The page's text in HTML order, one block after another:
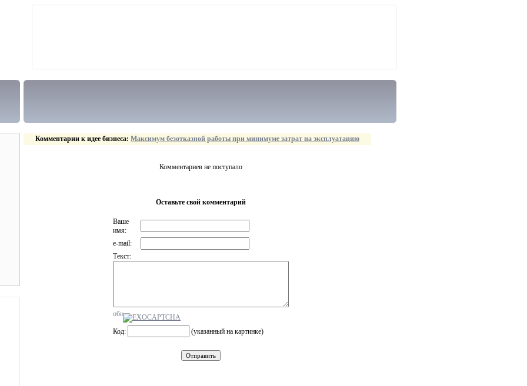
Комментарии к идее бизнеса: Максимум безотказной работы при минимуме затрат на эксплуатацию
Комментариев не поступало
Оставьте свой комментарий
Ваше
имя:
e-mail:
Текст:
Код: (указанный на картинке)